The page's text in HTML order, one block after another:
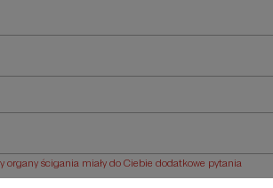
organy ścigania miały do Ciebie dodatkowe pytania